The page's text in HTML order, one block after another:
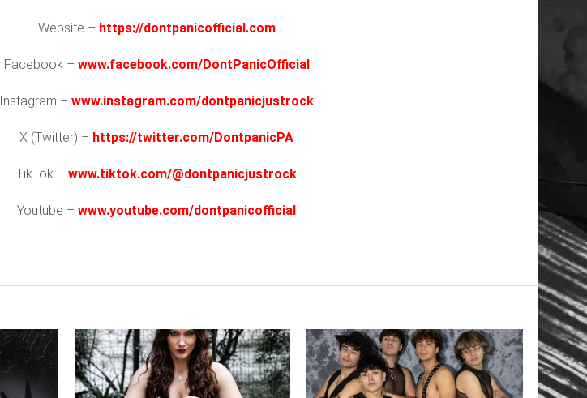
Website – https://dontpanicofficial.com
Facebook – www.facebook.com/DontPanicOfficial
Instagram –www.instagram.com/dontpanicjustrock
X (Twitter) – https://twitter.com/DontpanicPA
TikTok –www.tiktok.com/@dontpanicjustrock
Youtube –www.youtube.com/dontpanicofficial
LEER
MAS
LEER
MAS